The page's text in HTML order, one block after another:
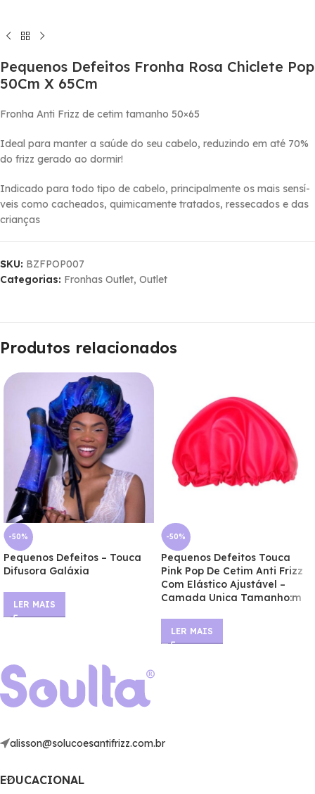
Pequenos Defeitos Fronha Rosa Chiclete Pop
50Cm X 65Cm
Fronha Anti Frizz de cetim tamanho 50×65
Ideal para manter a saúde do seu cabelo, reduzindo em até 70%
do frizz gerado ao dormir!
Indicado para todo tipo de cabelo, principalmente os mais sensí­
veis como cacheados, quimicamente tratados, ressecados e das
crianças
SKU: BZFPOP007
Categorias: Fronhas Outlet, Outlet
Produtos relacionados
-50%
Pequenos Defeitos – Touca
Difusora Galáxia
LER MAIS
-50%
Pequenos Defeitos Touca
Pink Pop De Cetim Anti Frizz
Com Elástico Ajustável –
Camada Unica Tamanho:m
LER MAIS
alisson@solucoesantifrizz.com.br
EDUCACIONAL